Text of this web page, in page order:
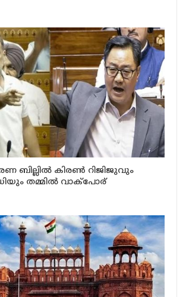
ബില്ലിൽ കിരൺ റിജിജുവും
തമ്മിൽ വാക്പോര്